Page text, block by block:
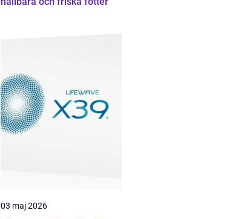
03 maj 2026